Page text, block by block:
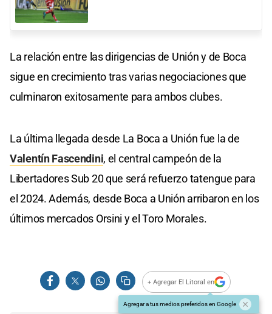
La relación entre las dirigencias de Unión y de Boca
sigue en crecimiento tras varias negociaciones que
culminaron exitosamente para ambos clubes.
La última llegada desde La Boca a Unión fue la de
Valentín Fascendini, el central campeón de la
Libertadores Sub 20 que será refuerzo tatengue para
el 2024. Además, desde Boca a Unión arribaron en los
últimos mercados Orsini y el Toro Morales.
+ Agregar El Litoral en
Agregar a tus medios preferidos en Google